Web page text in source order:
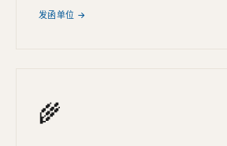
发函单位 →
🌾